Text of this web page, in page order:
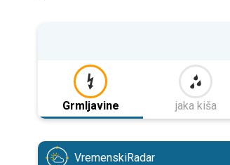
Grmljavine jaka kiša
VremenskiRadar